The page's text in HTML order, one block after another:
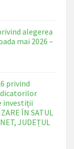
alegerea
mai 2026 –
privind
investiții
ÎN SATUL
JUDEȚUL